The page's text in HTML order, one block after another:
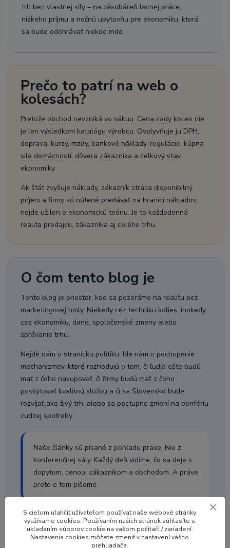
trh bez vlastnej sily – na zásobáreň lacnej práce,
nízkeho príjmu a nočnú ubytovňu pre ekonomiku, ktorá
sa bude odohrávať niekde inde.
Prečo to patrí na web o
kolesách?
Pretože obchod nevzniká vo vákuu. Cena sady kolies nie
je len výsledkom katalógu výrobcu. Ovplyvňuje ju DPH,
doprava, kurzy, mzdy, bankové náklady, regulácie, kúpna
sila domácností, dôvera zákazníka a celkový stav
ekonomiky.
Ak štát zvyšuje náklady, zákazník stráca disponibilný
príjem a firmy sú nútené predávať na hranici nákladov,
nejde už len o ekonomickú teóriu. Je to každodenná
realita predajcu, zákazníka aj celého trhu.
O čom tento blog je
Tento blog je priestor, kde sa pozeráme na realitu bez
marketingovej hmly. Niekedy cez techniku kolies, inokedy
cez ekonomiku, dane, spoločenské zmeny alebo
správanie trhu.
Nejde nám o stranícku politiku. Ide nám o pochopenie
mechanizmov, ktoré rozhodujú o tom, či ľudia ešte budú
mať z čoho nakupovať, či firmy budú mať z čoho
poskytovať kvalitnú službu a či sa Slovensko bude
rozvíjať ako živý trh, alebo sa postupne zmení na perifériu
cudzej spotreby.
Naše články sú písané z pohľadu praxe. Nie z
konferenčnej sály. Každý deň vidíme, čo sa deje s
dopytom, cenou, zákazníkom a obchodom. A práve
preto o tom píšeme.
S cieľom uľahčiť užívateľom používať naše webové stránky
využívame cookies. Používaním našich stránok súhlasíte s
ukladaním súborov cookie na vašom počítači / zariadení.
Nastavenia cookies môžete zmeniť v nastavení vášho
prehliadača.